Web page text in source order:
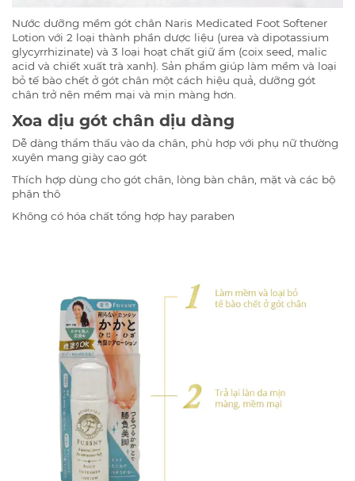
Nước dưỡng mềm gót chân Naris Medicated Foot Softener
Lotion với 2 loại thành phần dược liệu (urea và dipotassium
glycyrrhizinate) và 3 loại hoạt chất giữ ẩm (coix seed, malic
acid và chiết xuất trà xanh). Sản phẩm giúp làm mềm và loại
bỏ tế bào chết ở gót chân một cách hiệu quả, dưỡng gót
chân trở nên mềm mại và mịn màng hơn.
Xoa dịu gót chân dịu dàng
Dễ dàng thẩm thấu vào da chân, phù hợp với phụ nữ thường
xuyên mang giày cao gót
Thích hợp dùng cho gót chân, lòng bàn chân, mặt và các bộ
phận thô
Không có hóa chất tổng hợp hay paraben